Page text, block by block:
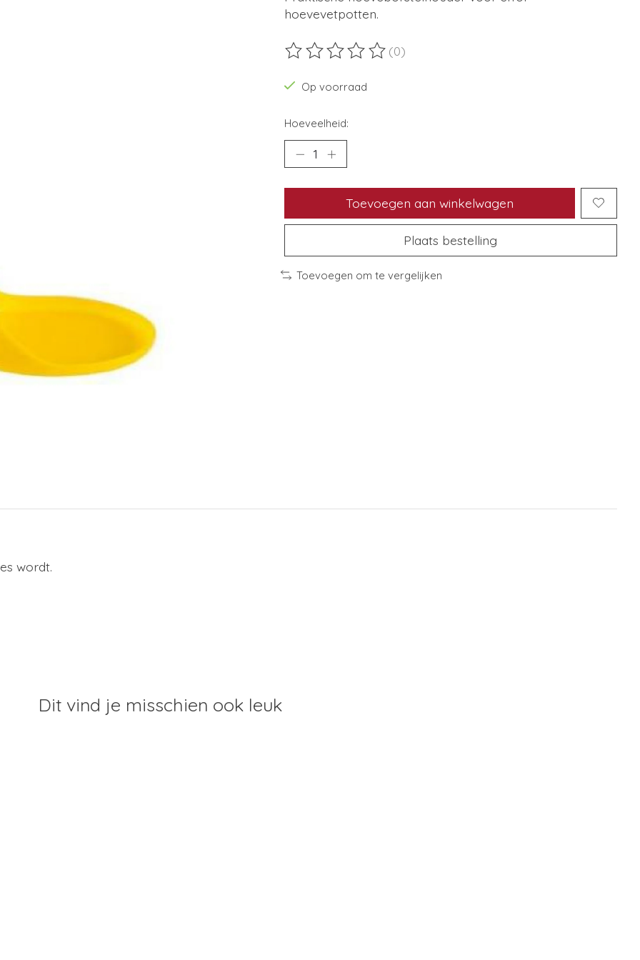
hoevevetpotten.
De beoordeling van dit product is
(0)
Op voorraad
Hoeveelheid:
Toevoegen aan winkelwagen
Plaats bestelling
Toevoegen om te vergelijken
wordt.
Dit vind je misschien ook leuk